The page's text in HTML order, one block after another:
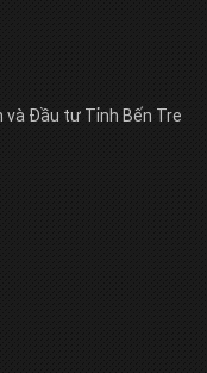
và Đầu tư Tỉnh Bến Tre